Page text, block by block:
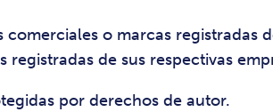
comerciales o marcas registradas
de sus respectivas
por derechos de autor.